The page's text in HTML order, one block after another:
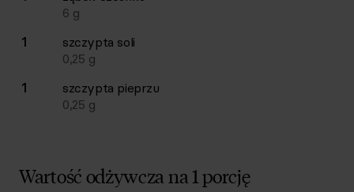
6 g
1
szczypta soli
0,25 g
1
szczypta pieprzu
0,25 g
Wartość odżywcza na 1 porcję